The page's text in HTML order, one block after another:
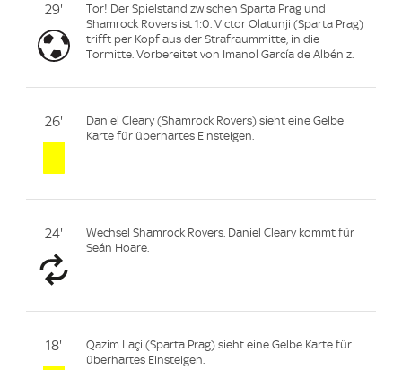
29'
Tor! Der Spielstand zwischen Sparta Prag und
Shamrock Rovers ist 1:0. Victor Olatunji (Sparta Prag)
trifft per Kopf aus der Strafraummitte, in die
Tormitte. Vorbereitet von Imanol García de Albéniz.
26'
Daniel Cleary (Shamrock Rovers) sieht eine Gelbe
Karte für überhartes Einsteigen.
24'
Wechsel Shamrock Rovers. Daniel Cleary kommt für
Seán Hoare.
18'
Qazim Laçi (Sparta Prag) sieht eine Gelbe Karte für
überhartes Einsteigen.